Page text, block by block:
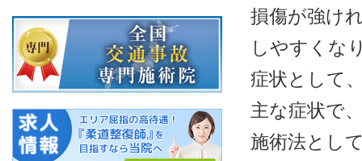
損傷が強け
しやすくな
症状として
主な症状で
施術法とし